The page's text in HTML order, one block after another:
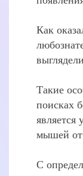
Как
Такие
поисках
является
мышей от
С